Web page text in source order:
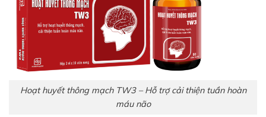
Hoạt huyết thông mạch TW3 – Hỗ trợ cải thiện tuần hoàn
máu não